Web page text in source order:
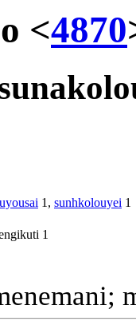
<4870
1, sunhkolouyei 1
1